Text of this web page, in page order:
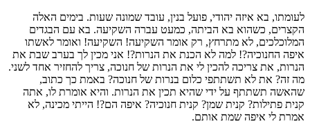
לעומתו, בא איזה יהודי, פועל בנין, עובד שמונה שעות. בימים האלה
הקצרים, כשהוא בא הביתה, כמעט עברה השקיעה. בא עם הבגדים
המלוכלכים, לא מתרחץ, רק אומר השקיעה! השקיעה! ואומר לאשתו
איפה החנוכיה?! למה לא הכנת את הנרות?! אני מכין לך בערב שבת את
הנרות, את צריכה להכין לי את הנרות של חנוכה, צריך להחזיר אחד לשני.
מה זה? את לא תשתתפי כלום בנרות של חנוכה? באמת כך כתוב,
שהאשה תשתתף על ידי שהיא תכין את הנרות. והיא אומרת לו, אתה
קנית פתילות? קנית שמן? קנית חנוכיה? איפה הם?! הייתי מכינה, לא
אמרת לי איפה שמת אותם.